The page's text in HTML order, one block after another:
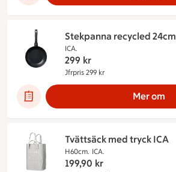
Stekpanna recycled 24cm
ICA.
299 kr
Jfrpris 299 kr
Mer om
Tvättsäck med tryck ICA
H60cm. ICA.
199,90 kr